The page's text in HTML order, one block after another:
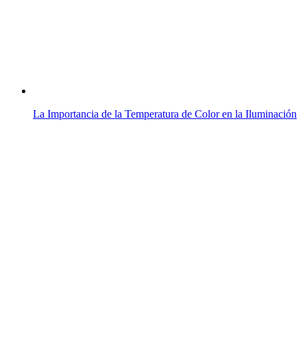
La Importancia de la Temperatura de Color en la Iluminación